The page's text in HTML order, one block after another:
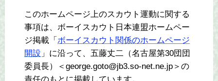
このホームページ上のスカウト運動に関する
事項は、ボーイスカウト日本連盟ホームペー
ジ掲載「 ボーイスカウト関係のホームページ
開設 」に沿って、五藤丈二（名古屋第30団団
委員長）＜george.goto@jb3.so-net.ne.jp＞の